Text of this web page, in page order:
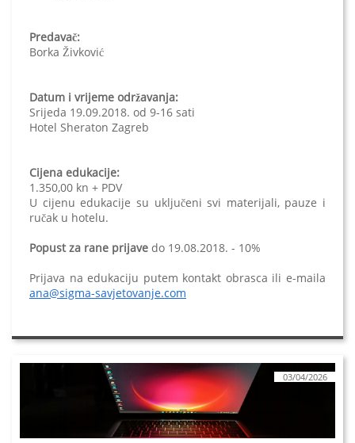
Predavač:
Borka Živković
Datum i vrijeme održavanja:
Srijeda 19.09.2018. od 9-16 sati
Hotel Sheraton Zagreb
Cijena edukacije:
1.350,00 kn + PDV
U cijenu edukacije su uključeni svi materijali, pauze i
ručak u hotelu.
Popust za rane prijave do 19.08.2018. - 10%
Prijava na edukaciju putem kontakt obrasca ili e-maila
ana@sigma-savjetovanje.com
03/04/2026